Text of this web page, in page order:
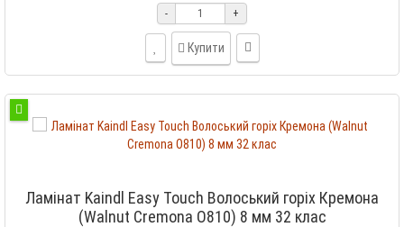
- +
Купити
Ламінат Kaindl Easy Touch Волоський горіх Кремона
(Walnut Cremona O810) 8 мм 32 клас